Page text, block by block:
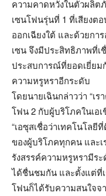
ความคาดหวังในตัวผลิต
เซนโฟนรุ่นที่ 1 ที่เสียงต
ออกเฉียงใต้ และด้วยก
เซน จึงมีประสิทธิภาพที่เ
ประสบการณ์ที่ยอดเยี่ย
ความหรูหราอีกระดับ
โดยนายเฉินกล่าวว่า “เ
โฟน 2 กับผู้บริโภคในเอเ
“เอซุสเชื่อว่าเทคโนโล
ของผู้บริโภคทุกคน และ
รังสรรค์ความหรูหรามีร
ได้ชื่นชมกัน และตั้งแต่ที่
โฟนก็ได้รับความสนใจจ